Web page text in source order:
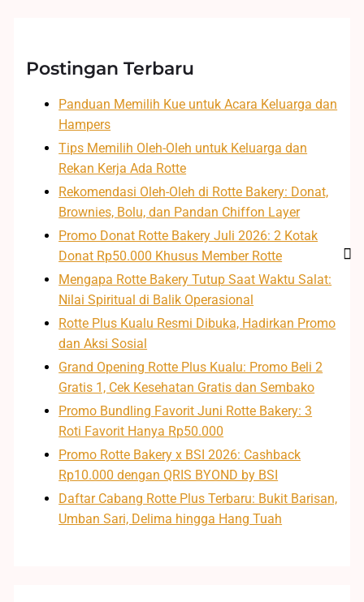
Postingan Terbaru
Panduan Memilih Kue untuk Acara Keluarga dan
Hampers
Tips Memilih Oleh-Oleh untuk Keluarga dan
Rekan Kerja Ada Rotte
Rekomendasi Oleh-Oleh di Rotte Bakery: Donat,
Brownies, Bolu, dan Pandan Chiffon Layer
Promo Donat Rotte Bakery Juli 2026: 2 Kotak
Donat Rp50.000 Khusus Member Rotte
Mengapa Rotte Bakery Tutup Saat Waktu Salat:
Nilai Spiritual di Balik Operasional
Rotte Plus Kualu Resmi Dibuka, Hadirkan Promo
dan Aksi Sosial
Grand Opening Rotte Plus Kualu: Promo Beli 2
Gratis 1, Cek Kesehatan Gratis dan Sembako
Promo Bundling Favorit Juni Rotte Bakery: 3
Roti Favorit Hanya Rp50.000
Promo Rotte Bakery x BSI 2026: Cashback
Rp10.000 dengan QRIS BYOND by BSI
Daftar Cabang Rotte Plus Terbaru: Bukit Barisan,
Umban Sari, Delima hingga Hang Tuah